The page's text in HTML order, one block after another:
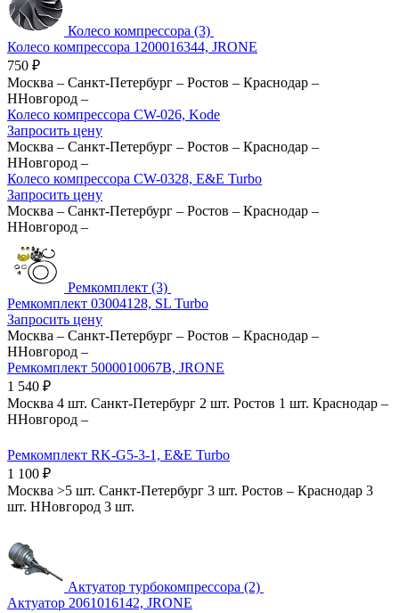
Колесо компрессора (3)
Колесо компрессора 1200016344, JRONE
750 ₽
Москва – Санкт-Петербург – Ростов – Краснодар –
ННовгород –
Колесо компрессора CW-026, Kode
Запросить цену
Москва – Санкт-Петербург – Ростов – Краснодар –
ННовгород –
Колесо компрессора CW-0328, E&E Turbo
Запросить цену
Москва – Санкт-Петербург – Ростов – Краснодар –
ННовгород –
Ремкомплект (3)
Ремкомплект 03004128, SL Turbo
Запросить цену
Москва – Санкт-Петербург – Ростов – Краснодар –
ННовгород –
Ремкомплект 5000010067B, JRONE
1 540 ₽
Москва 4 шт. Санкт-Петербург 2 шт. Ростов 1 шт. Краснодар –
ННовгород –
Ремкомплект RK-G5-3-1, E&E Turbo
1 100 ₽
Москва >5 шт. Санкт-Петербург 3 шт. Ростов – Краснодар 3
шт. ННовгород 3 шт.
Актуатор турбокомпрессора (2)
Актуатор 2061016142, JRONE